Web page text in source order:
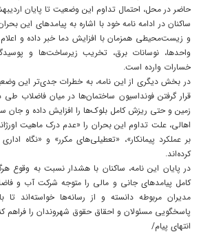
حاضر در محل، احتمال تداوم این وضعیت تا پایان
ساکنان در ادامه نامه خود با اشاره به پیامدهای این
و زیست‌محیطی همزمان با افزایش دما خبر داده و اعلام
واحدها، نوسانات برق، تخریب زیرساخت‌ها و
خسارات وارده است.
در بخش دیگری از این نامه، به خطرات جدی‌تر این
قرار گرفتن فونداسیون ساختمان‌ها در میان فاضلاب
زمین و حتی ریزش کامل بلوک‌ها را افزایش داده و جان
اهالی، علت تداوم این بحران را «عدم درک ماهیت
بر عملکرد پیمانکار»، «تعطیلی‌های مکرر» و «نگاه
کرده‌اند.
در پایان این نامه، ساکنان با هشدار نسبت به وقوع
کامل پیامدهای جانی و مالی را متوجه شرکت آب و
مدیران مربوطه دانسته و از رسانه‌ها خواسته‌اند تا
پاسخگویی مسئولان و احقاق حقوق شهروندان را فراهم
انتهای پیام/